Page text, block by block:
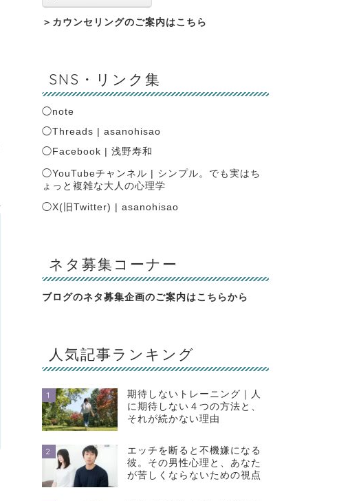
＞ カウンセリングのご案内はこちら
SNS・リンク集
◯note
◯Threads | asanohisao
◯ Facebook | 浅野寿和
◯YouTubeチャンネル | シンプル。でも実はち
ょっと複雑な大人の心理学
◯X(旧Twitter) | asanohisao
ネタ募集コーナー
ブログのネタ募集企画のご案内はこちらから
人気記事ランキング
1
期待しないトレーニング｜人
に期待しない４つの方法と、
それが続かない理由
2
エッチを断ると不機嫌になる
彼。その男性心理と、あなた
が苦しくならないための視点